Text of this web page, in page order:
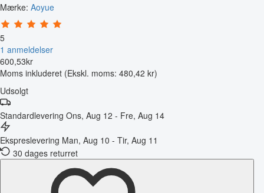
Mærke: Aoyue
5
1 anmeldelser
600,53kr
Moms inkluderet (Ekskl. moms: 480,42 kr)
Udsolgt
Standardlevering Ons, Aug 12 - Fre, Aug 14
Ekspreslevering Man, Aug 10 - Tir, Aug 11
30 dages returret